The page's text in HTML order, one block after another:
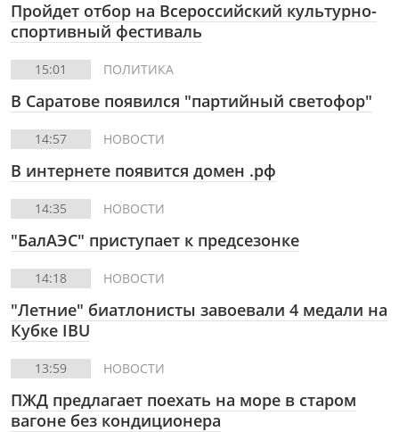
Пройдет отбор на Всероссийский культурно-
спортивный фестиваль
15:01 ПОЛИТИКА
В Саратове появился "партийный светофор"
14:57 НОВОСТИ
В интернете появится домен .рф
14:35 НОВОСТИ
"БалАЭС" приступает к предсезонке
14:18 НОВОСТИ
"Летние" биатлонисты завоевали 4 медали на
Кубке IBU
13:59 НОВОСТИ
ПЖД предлагает поехать на море в старом
вагоне без кондиционера